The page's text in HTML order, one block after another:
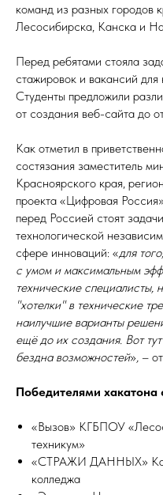
команд из разных городов
Лесосибирска, Канска и
Перед ребятами стояла
стажировок и вакансий
Студенты предложили
от создания веб-сайта до
Как отметил в
состязания заместитель
Красноярского края,
проекта «Цифровая Россия»
перед Россией стоят
технологической
сфере инноваций: «для
с умом и максимальным
технические специалисты,
"хотелки" в технические
наилучшие варианты
ещё до их создания. Вот
бездна возможностей», –
Победителями хакатона
«Вызов» КГБПОУ
техникум»
«СТРАЖИ ДАННЫХ»
колледжа